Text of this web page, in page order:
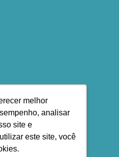
melhor
analisar
site e
este site, você
melhor
analisar
site e
este site, você
SiteMap